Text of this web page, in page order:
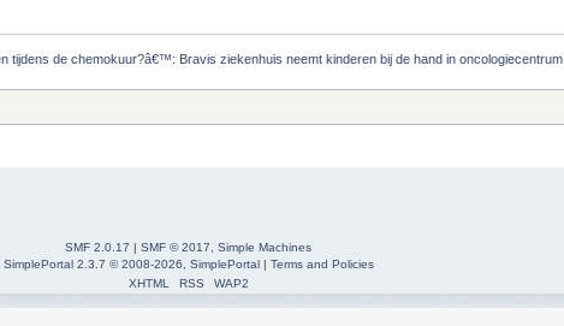
tijdens de chemokuur?â€™: Bravis ziekenhuis neemt kinderen bij de hand in oncologiecentrum
SMF 2.0.17 | SMF © 2017
Simple Machines
SimplePortal 2.3.7 © 2008-2026, SimplePortal| Terms and Policies
XHTML
RSS WAP2